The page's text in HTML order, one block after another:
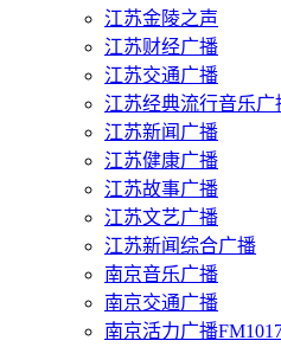
江苏金陵之声
江苏财经广播
江苏交通广播
江苏经典流行音乐广
江苏新闻广播
江苏健康广播
江苏故事广播
江苏文艺广播
江苏新闻综合广播
南京音乐广播
南京交通广播
南京活力广播